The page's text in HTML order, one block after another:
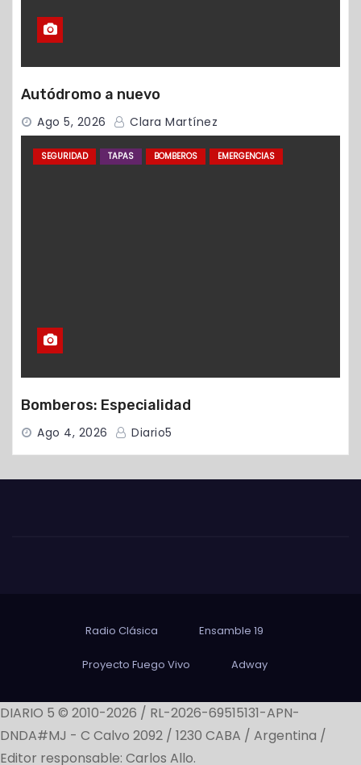
Autódromo a nuevo
Ago 5, 2026 Clara Martínez
SEGURIDAD TAPAS BOMBEROS EMERGENCIAS
Bomberos: Especialidad
Ago 4, 2026 Diario5
Radio Clásica Ensamble 19
Proyecto Fuego Vivo Adway
DIARIO 5 © 2010-2026 / RL-2026-69515131-APN-
DNDA#MJ - C Calvo 2092 / 1230 CABA / Argentina /
Editor responsable: Carlos Allo.